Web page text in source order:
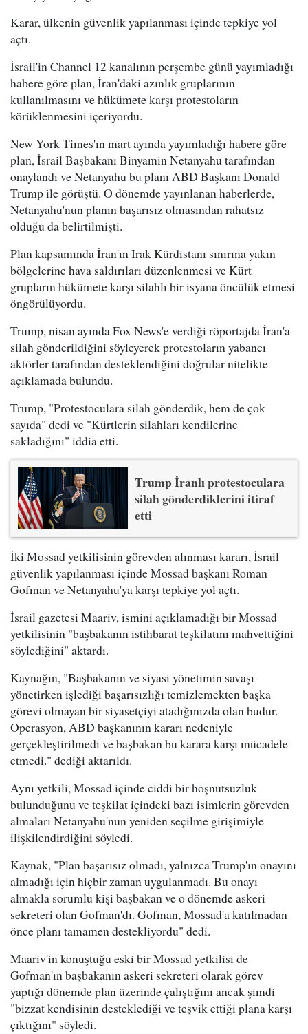
Karar, ülkenin güvenlik yapılanması içinde tepkiye yol
açtı.
İsrail'in Channel 12 kanalının perşembe günü yayımladığı
habere göre plan, İran'daki azınlık gruplarının
kullanılmasını ve hükümete karşı protestoların
körüklenmesini içeriyordu.
New York Times'ın mart ayında yayımladığı habere göre
plan, İsrail Başbakanı Binyamin Netanyahu tarafından
onaylandı ve Netanyahu bu planı ABD Başkanı Donald
Trump ile görüştü. O dönemde yayınlanan haberlerde,
Netanyahu'nun planın başarısız olmasından rahatsız
olduğu da belirtilmişti.
Plan kapsamında İran'ın Irak Kürdistanı sınırına yakın
bölgelerine hava saldırıları düzenlenmesi ve Kürt
grupların hükümete karşı silahlı bir isyana öncülük etmesi
öngörülüyordu.
Trump, nisan ayında Fox News'e verdiği röportajda İran'a
silah gönderildiğini söyleyerek protestoların yabancı
aktörler tarafından desteklendiğini doğrular nitelikte
açıklamada bulundu.
Trump, "Protestoculara silah gönderdik, hem de çok
sayıda" dedi ve "Kürtlerin silahları kendilerine
sakladığını" iddia etti.
Trump İranlı protestoculara
silah gönderdiklerini itiraf
etti
İki Mossad yetkilisinin görevden alınması kararı, İsrail
güvenlik yapılanması içinde Mossad başkanı Roman
Gofman ve Netanyahu'ya karşı tepkiye yol açtı.
İsrail gazetesi Maariv, ismini açıklamadığı bir Mossad
yetkilisinin "başbakanın istihbarat teşkilatını mahvettiğini
söylediğini" aktardı.
Kaynağın, "Başbakanın ve siyasi yönetimin savaşı
yönetirken işlediği başarısızlığı temizlemekten başka
görevi olmayan bir siyasetçiyi atadığınızda olan budur.
Operasyon, ABD başkanının kararı nedeniyle
gerçekleştirilmedi ve başbakan bu karara karşı mücadele
etmedi." dediği aktarıldı.
Aynı yetkili, Mossad içinde ciddi bir hoşnutsuzluk
bulunduğunu ve teşkilat içindeki bazı isimlerin görevden
almaları Netanyahu'nun yeniden seçilme girişimiyle
ilişkilendirdiğini söyledi.
Kaynak, "Plan başarısız olmadı, yalnızca Trump'ın onayını
almadığı için hiçbir zaman uygulanmadı. Bu onayı
almakla sorumlu kişi başbakan ve o dönemde askeri
sekreteri olan Gofman'dı. Gofman, Mossad'a katılmadan
önce planı tamamen destekliyordu" dedi.
Maariv'in konuştuğu eski bir Mossad yetkilisi de
Gofman'ın başbakanın askeri sekreteri olarak görev
yaptığı dönemde plan üzerinde çalıştığını ancak şimdi
"bizzat kendisinin desteklediği ve teşvik ettiği plana karşı
çıktığını" söyledi.